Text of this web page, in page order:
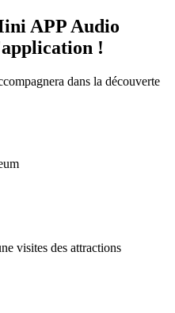
APP Audio
!
dans la découverte
visites des attractions